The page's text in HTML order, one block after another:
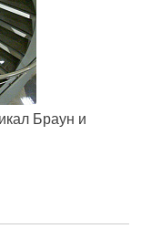
Браун и